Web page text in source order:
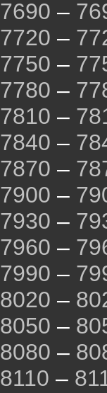
7690 –
7720 –
7750 –
7780 –
7810 –
7840 –
7870 –
7900 –
7930 –
7960 –
7990 –
8020 –
8050 –
8080 –
8110 –